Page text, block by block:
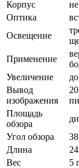
Корпус
Оптика
Освещение
Применение
Увеличение
Вывод
изображения
Площадь
обзора
Угол обзора
Длина
Вес
5